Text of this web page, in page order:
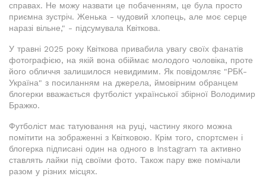
справах. Не можу назвати це побаченням, це була просто
приємна зустріч. Женька - чудовий хлопець, але моє серце
наразі вільне," - підсумувала Квіткова.
У травні 2025 року Квіткова привабила увагу своїх фанатів
фотографією, на якій вона обіймає молодого чоловіка, проте
його обличчя залишилося невидимим. Як повідомляє "РБК-
Україна" з посиланням на джерела, ймовірним обранцем
блогерки вважається футболіст української збірної Володимир
Бражко.
Футболіст має татуювання на руці, частину якого можна
помітити на зображенні з Квітковою. Крім того, спортсмен і
блогерка підписані один на одного в Instagram та активно
ставлять лайки під своїми фото. Також пару вже помічали
разом у різних місцях.